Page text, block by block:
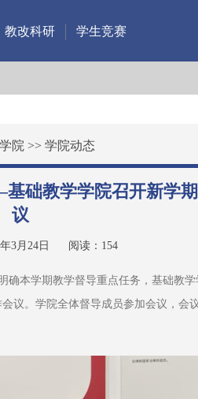
教改科研 学生竞赛
院 >> 学院动态
础教学学院召开新学
议
3月24日 阅读： 154
本学期教学督导重点任务，基础教学
议。学院全体督导成员参加会议，会